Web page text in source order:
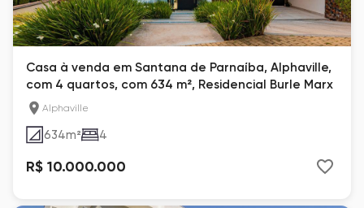
Casa à venda em Santana de Parnaíba, Alphaville,
com 4 quartos, com 634 m², Residencial Burle Marx
Alphaville
634m² 4
R$ 10.000.000